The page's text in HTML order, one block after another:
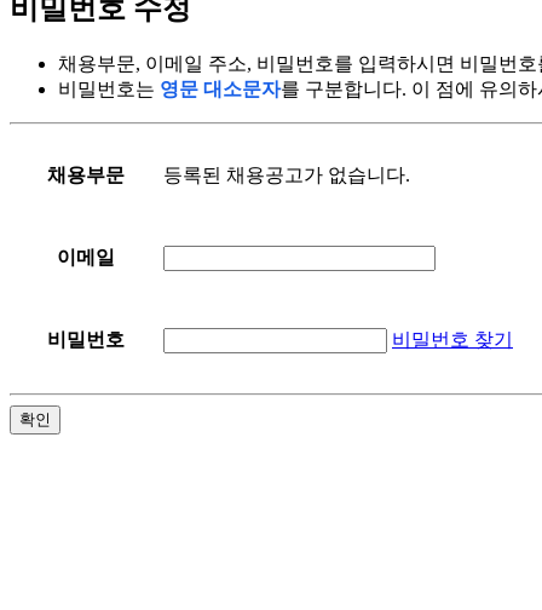
비밀번호 수정
채용부문, 이메일 주소, 비밀번호를 입력하시면 비밀번
비밀번호는 영문 대소문자를 구분합니다. 이 점에 유의
채용부문 등록된 채용공고가 없습니다.
이메일
비밀번호 비밀번호 찾기
확인